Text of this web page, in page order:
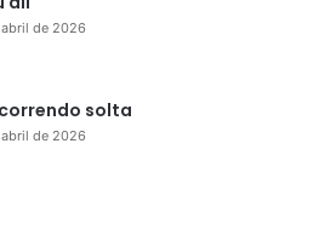
que silêncio
ali